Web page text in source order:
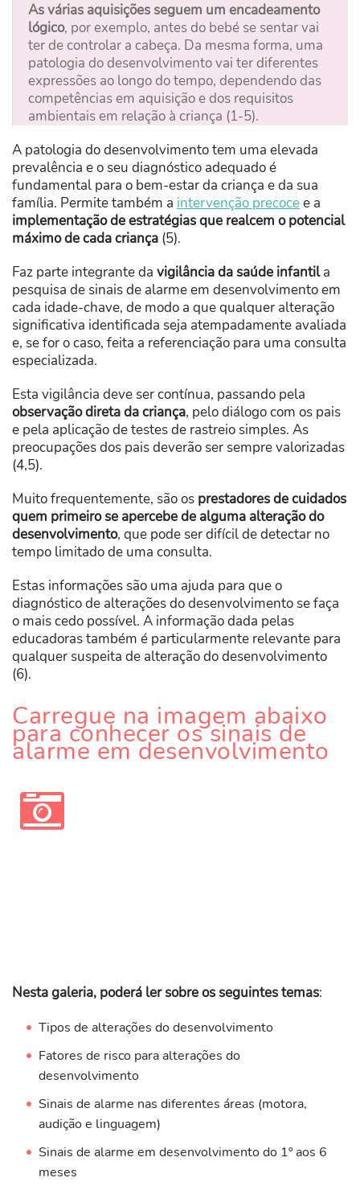
As várias aquisições seguem um encadeamento
lógico, por exemplo, antes do bebé se sentar vai
ter de controlar a cabeça. Da mesma forma, uma
patologia do desenvolvimento vai ter diferentes
expressões ao longo do tempo, dependendo das
competências em aquisição e dos requisitos
ambientais em relação à criança (1-5).
A patologia do desenvolvimento tem uma elevada
prevalência e o seu diagnóstico adequado é
fundamental para o bem-estar da criança e da sua
família. Permite também a intervenção precocee a
implementação de estratégias que realcem o potencial
máximo de cada criança (5).
Faz parte integrante da vigilância da saúde infantila
pesquisa de sinais de alarme em desenvolvimento em
cada idade-chave, de modo a que qualquer alteração
significativa identificada seja atempadamente avaliada
e, se for o caso, feita a referenciação para uma consulta
especializada.
Esta vigilância deve ser contínua, passando pela
observação direta da criança, pelo diálogo com os pais
e pela aplicação de testes de rastreio simples. As
preocupações dos pais deverão ser sempre valorizadas
(4,5).
Muito frequentemente, são os prestadores de cuidados
quem primeiro se apercebe de alguma alteração do
desenvolvimento, que pode ser difícil de detectar no
tempo limitado de uma consulta.
Estas informações são uma ajuda para que o
diagnóstico de alterações do desenvolvimento se faça
o mais cedo possível. A informação dada pelas
educadoras também é particularmente relevante para
qualquer suspeita de alteração do desenvolvimento
(6).
Carregue na imagem abaixo
para conhecer os sinais de
alarme em desenvolvimento
Nesta galeria, poderá ler sobre os seguintes temas:
Tipos de alterações do desenvolvimento
Fatores de risco para alterações do
desenvolvimento
Sinais de alarme nas diferentes áreas (motora,
audição e linguagem)
Sinais de alarme em desenvolvimento do 1º aos 6
meses